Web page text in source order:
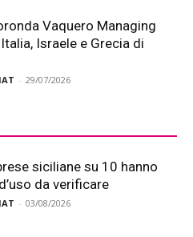
Vaquero Managing
Israele e Grecia di
- 29/07/2026
siciliane su 10 hanno
da verificare
- 03/08/2026